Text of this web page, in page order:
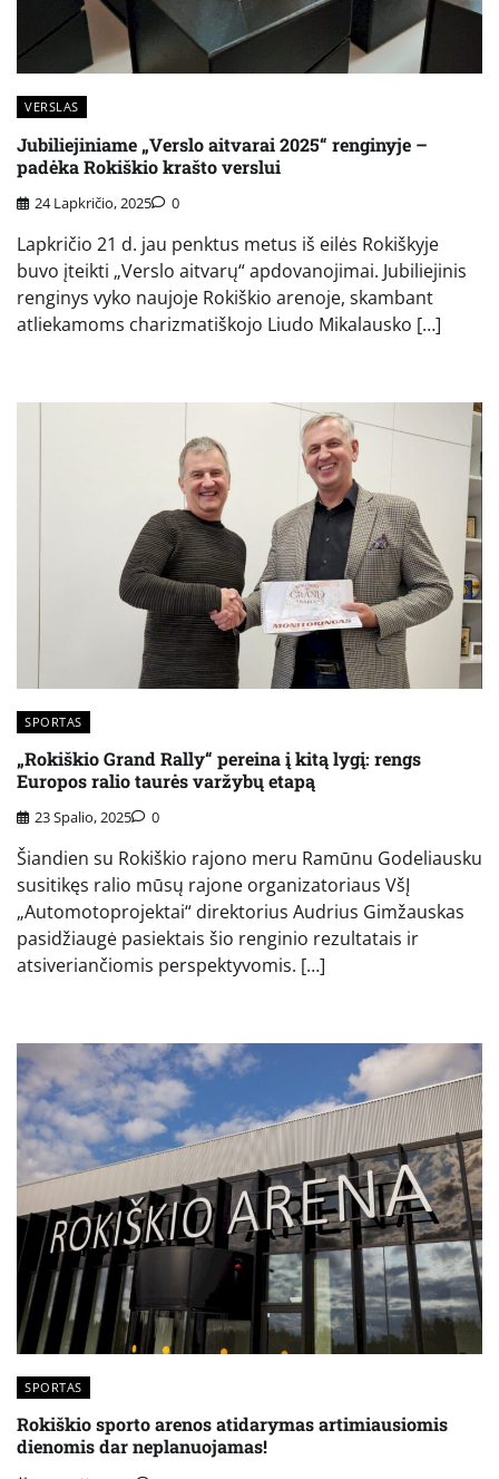
VERSLAS
Jubiliejiniame „Verslo aitvarai 2025“ renginyje –
padėka Rokiškio krašto verslui
24 Lapkričio, 2025 0
Lapkričio 21 d. jau penktus metus iš eilės Rokiškyje
buvo įteikti „Verslo aitvarų“ apdovanojimai. Jubiliejinis
renginys vyko naujoje Rokiškio arenoje, skambant
atliekamoms charizmatiškojo Liudo Mikalausko […]
SPORTAS
„Rokiškio Grand Rally“ pereina į kitą lygį: rengs
Europos ralio taurės varžybų etapą
23 Spalio, 2025 0
Šiandien su Rokiškio rajono meru Ramūnu Godeliausku
susitikęs ralio mūsų rajone organizatoriaus VšĮ
„Automotoprojektai“ direktorius Audrius Gimžauskas
pasidžiaugė pasiektais šio renginio rezultatais ir
atsiveriančiomis perspektyvomis. […]
SPORTAS
Rokiškio sporto arenos atidarymas artimiausiomis
dienomis dar neplanuojamas!